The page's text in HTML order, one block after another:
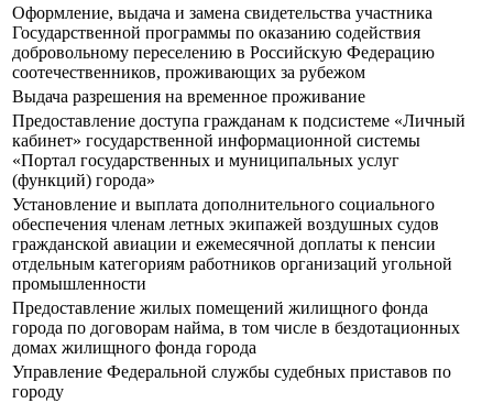
Оформление, выдача и замена свидетельства участника
Государственной программы по оказанию содействия
добровольному переселению в Российскую Федерацию
соотечественников, проживающих за рубежом
Выдача разрешения на временное проживание
Предоставление доступа гражданам к подсистеме «Личный
кабинет» государственной информационной системы
«Портал государственных и муниципальных услуг
(функций) города»
Установление и выплата дополнительного социального
обеспечения членам летных экипажей воздушных судов
гражданской авиации и ежемесячной доплаты к пенсии
отдельным категориям работников организаций угольной
промышленности
Предоставление жилых помещений жилищного фонда
города по договорам найма, в том числе в бездотационных
домах жилищного фонда города
Управление Федеральной службы судебных приставов по
городу